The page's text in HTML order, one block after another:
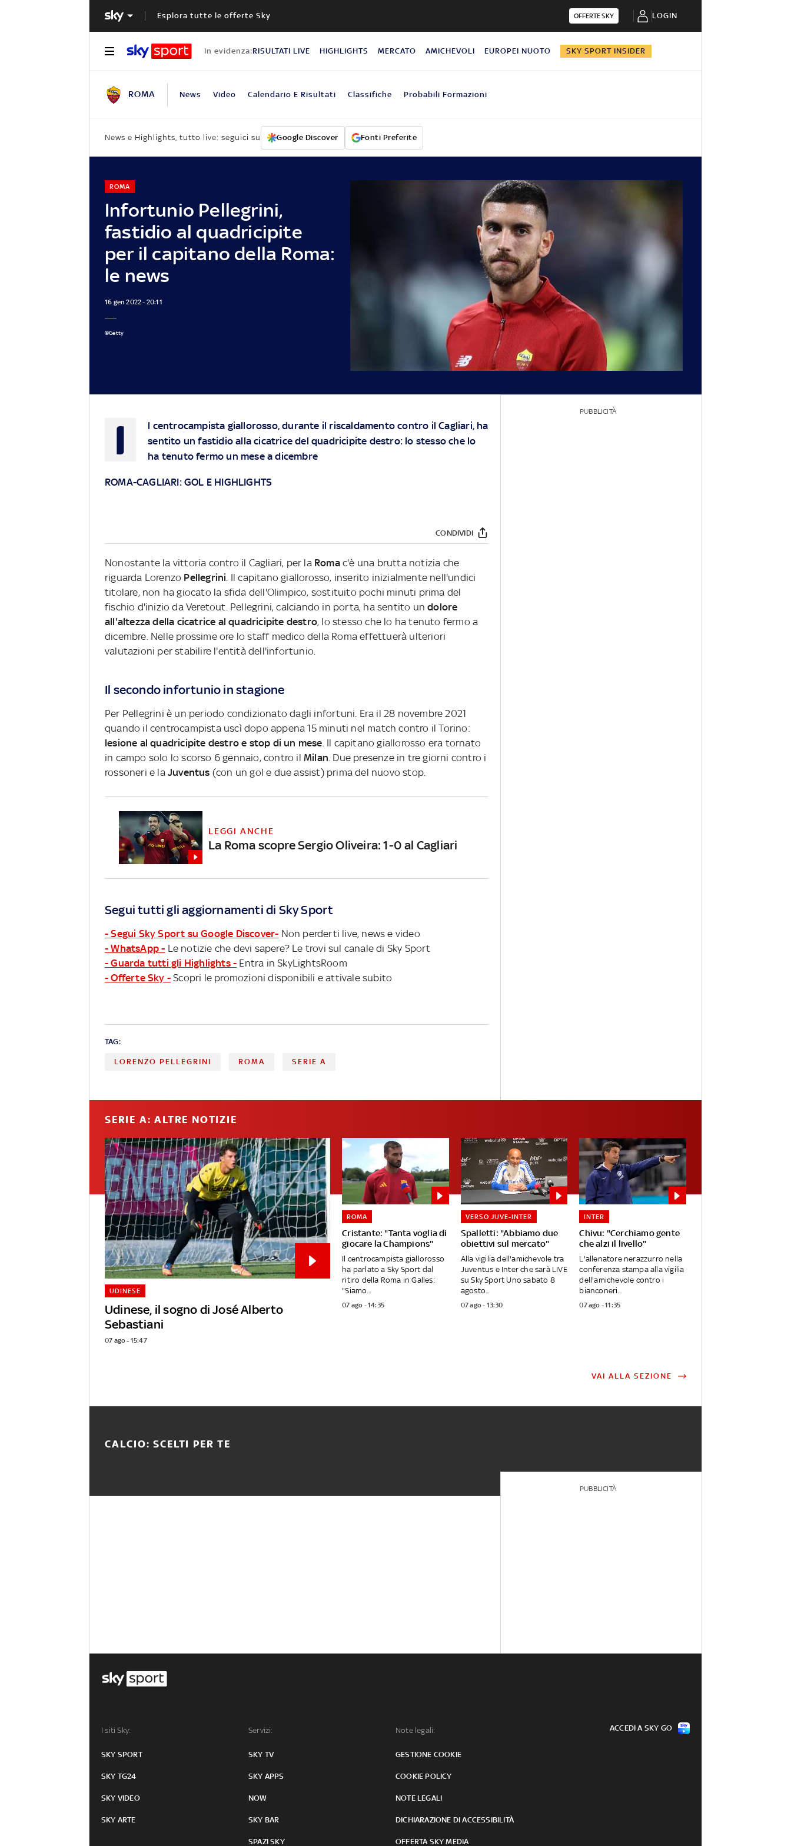
Esplora tutte le offerte Sky OFFERTE SKY LOGIN
In evidenza:RISULTATI LIVE HIGHLIGHTS MERCATO AMICHEVOLI EUROPEI NUOTO SKY SPORT INSIDER
ROMA News Video Calendario E Risultati Classifiche Probabili Formazioni
News e Highlights, tutto live: seguici su Google Discover Fonti Preferite
Infortunio Pellegrini,
fastidio al quadricipite
per il capitano della Roma:
le news
ROMA
16 gen 2022 - 20:11
©Getty
I
l centrocampista giallorosso, durante il riscaldamento contro il Cagliari, ha
sentito un fastidio alla cicatrice del quadricipite destro: lo stesso che lo
ha tenuto fermo un mese a dicembre
ROMA-CAGLIARI: GOL E HIGHLIGHTS
CONDIVIDI
Nonostante la vittoria contro il Cagliari, per la Roma c'è una brutta notizia che
riguarda Lorenzo Pellegrini. Il capitano giallorosso, inserito inizialmente nell'undici
titolare, non ha giocato la sfida dell'Olimpico, sostituito pochi minuti prima del
fischio d'inizio da Veretout. Pellegrini, calciando in porta, ha sentito undolore
all'altezza della cicatrice al quadricipite destro, lo stesso che lo ha tenuto fermo a
dicembre. Nelle prossime ore lo staff medico della Roma effettuerà ulteriori
valutazioni per stabilire l'entità dell'infortunio.
Il secondo infortunio in stagione
Per Pellegrini è un periodo condizionato dagli infortuni. Era il 28 novembre 2021
quando il centrocampista uscì dopo appena 15 minuti nel match contro il Torino:
lesione al quadricipite destro e stop di un mese. Il capitano giallorosso era tornato
in campo solo lo scorso 6 gennaio, contro il Milan. Due presenze in tre giorni contro i
rossoneri e la Juventus (con un gol e due assist) prima del nuovo stop.
LEGGI ANCHE
La Roma scopre Sergio Oliveira: 1-0 al Cagliari
Segui tutti gli aggiornamenti di Sky Sport
- Segui Sky Sport su Google Discover- Non perderti live, news e video
- WhatsApp - Le notizie che devi sapere? Le trovi sul canale di Sky Sport
- Guarda tutti gli Highlights - Entra in SkyLightsRoom
- Offerte Sky - Scopri le promozioni disponibili e attivale subito
TAG:
LORENZO PELLEGRINI ROMA SERIE A
PUBBLICITÀ
SERIE A: ALTRE NOTIZIE
Udinese, il sogno di José Alberto
Sebastiani
UDINESE
07 ago - 15:47
Cristante: "Tanta voglia di
giocare la Champions"
ROMA
Il centrocampista giallorosso
ha parlato a Sky Sport dal
ritiro della Roma in Galles:
"Siamo...
07 ago - 14:35
Spalletti: "Abbiamo due
obiettivi sul mercato"
VERSO JUVE-INTER
Alla vigilia dell'amichevole tra
Juventus e Inter che sarà LIVE
su Sky Sport Uno sabato 8
agosto...
07 ago - 13:30
Chivu: "Cerchiamo gente
che alzi il livello"
INTER
L'allenatore nerazzurro nella
conferenza stampa alla vigilia
dell'amichevole contro i
bianconeri...
07 ago - 11:35
VAI ALLA SEZIONE
CALCIO: SCELTI PER TE
PUBBLICITÀ
I siti Sky:
SKY SPORT
SKY TG24
SKY VIDEO
SKY ARTE
Servizi:
SKY TV
SKY APPS
NOW
SKY BAR
SPAZI SKY
Note legali:
GESTIONE COOKIE
COOKIE POLICY
NOTE LEGALI
DICHIARAZIONE DI ACCESSIBILITÀ
OFFERTA SKY MEDIA
ACCEDI A SKY GO